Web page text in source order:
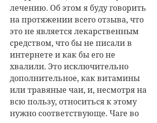
лечению. Об этом я буду говорить
на протяжении всего отзыва, что
это не является лекарственным
средством, что бы не писали в
интернете и как бы его не
хвалили. Это исключительно
дополнительное, как витамины
или травяные чаи, и, несмотря на
всю пользу, относиться к этому
нужно соответствующе. Чаге во